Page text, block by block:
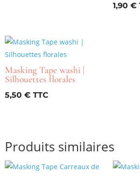
1,90 €
Masking Tape washi |
Silhouettes florales
5,50 €
Produits similaires